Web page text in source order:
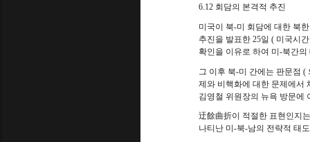
6.12 회담의 본격적 추진
미국이 북-미 회담에 대한 북
추진을 발표한25일 ( 미국시간
확인을 이유로 하여 미-북간의
그 이후 북-미 간에는 판문점 (
제와 비핵화에 대한 문제에서
김영철 위원장의 뉴욕 방문에
迂餘曲折이 적절한 표현인지
나티난 미 -북-남의 전략적 태